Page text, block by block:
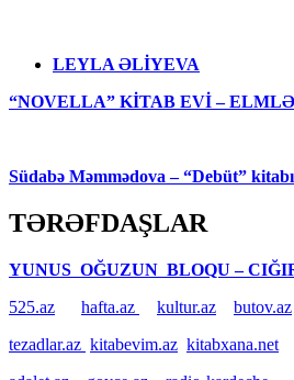
LEYLA ƏLİYEVA
“NOVELLA” KİTAB EVİ –
Südabə Məmmədova – “Debüt” kitabı
TƏRƏFDAŞLAR
YUNUS OĞUZUN BLOQU –
525.az
hafta.az kultur.az
butov.az
tezadlar.az kitabevim.az kitabxana.net